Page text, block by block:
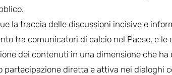
la traccia delle discussioni incisive e
tra comunicatori di calcio nel Paese, e
dei contenuti in una dimensione che
partecipazione diretta e attiva nei dialoghi